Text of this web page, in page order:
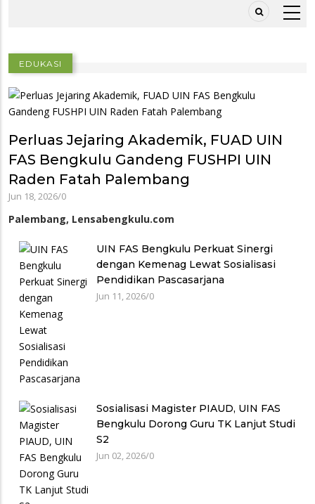
EDUKASI
Perluas Jejaring Akademik, FUAD UIN
FAS Bengkulu Gandeng FUSHPI UIN
Raden Fatah Palembang
Jun 18, 2026/0
Palembang, Lensabengkulu.com
UIN FAS Bengkulu Perkuat Sinergi
dengan Kemenag Lewat Sosialisasi
Pendidikan Pascasarjana
Jun 11, 2026/0
Sosialisasi Magister PIAUD, UIN FAS
Bengkulu Dorong Guru TK Lanjut Studi
S2
Jun 02, 2026/0